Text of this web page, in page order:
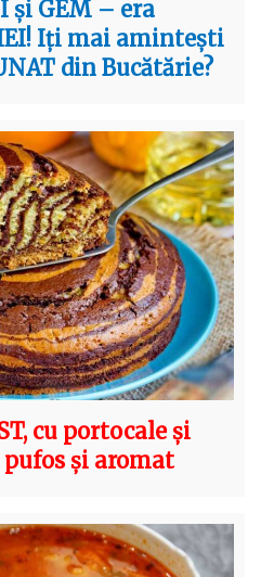
și GEM – era
Iți mai amintești
din Bucătărie?
cu portocale și
pufos și aromat